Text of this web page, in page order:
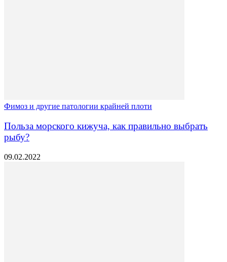
Фимоз и другие патологии крайней плоти
Польза морского кижуча, как правильно выбрать
рыбу?
09.02.2022